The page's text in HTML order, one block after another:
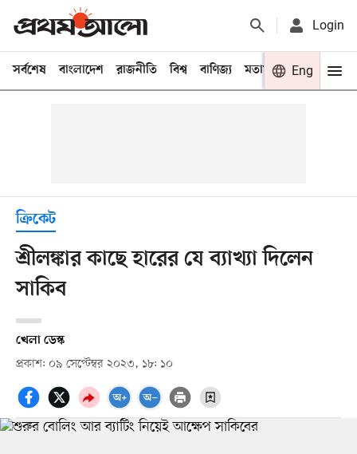
Login
সর্বশেষ বাংলাদেশ রাজনীতি বিশ্ব বাণিজ্য মতামত খেলা
Eng
ক্রিকেট
শ্রীলঙ্কার কাছে হারের যে ব্যাখ্যা দিলেন
সাকিব
খেলা ডেস্ক
প্রকাশ: ০৯ সেপ্টেম্বর ২০২৩, ১৮: ১০